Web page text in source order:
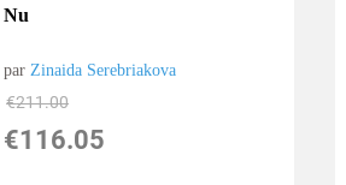
Nu
par Zinaida Serebriakova
€211.00
€116.05